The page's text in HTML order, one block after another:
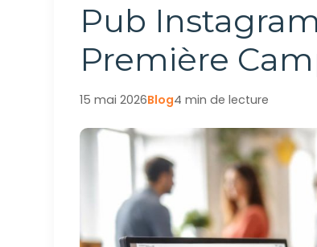
Pub
Première
15 mai 2026Blog4 min de lecture